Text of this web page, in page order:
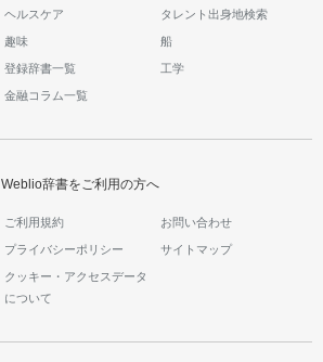
ヘルスケア タレント出身地検索
趣味 船
登録辞書一覧 工学
金融コラム一覧
Weblio辞書をご利用の方へ
ご利用規約 お問い合わせ
プライバシーポリシー サイトマップ
クッキー・アクセスデータ
について